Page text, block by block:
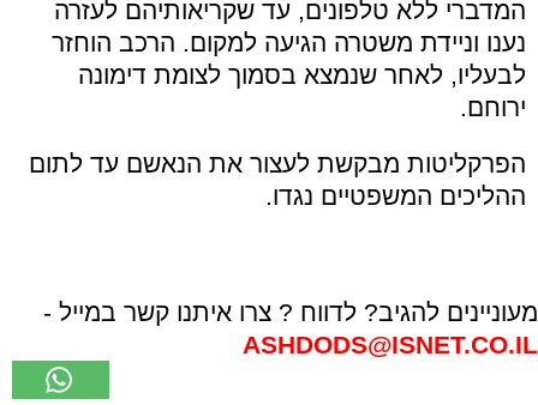
המדברי ללא טלפונים, עד שקריאותיהם לעזרה
נענו וניידת משטרה הגיעה למקום. הרכב הוחזר
לבעליו, לאחר שנמצא בסמוך לצומת דימונה
ירוחם.
הפרקליטות מבקשת לעצור את הנאשם עד לתום
ההליכים המשפטיים נגדו.
מעוניינים להגיב? לדווח ? צרו איתנו קשר במייל -
ASHDODS@ISNET.CO.IL